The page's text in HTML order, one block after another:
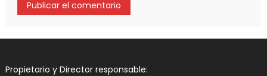
Propietario y Director responsable: